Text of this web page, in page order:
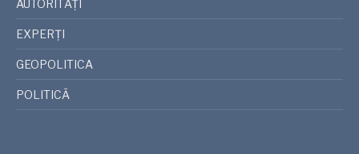
AUTORITĂȚI
EXPERȚI
GEOPOLITICA
POLITICĂ